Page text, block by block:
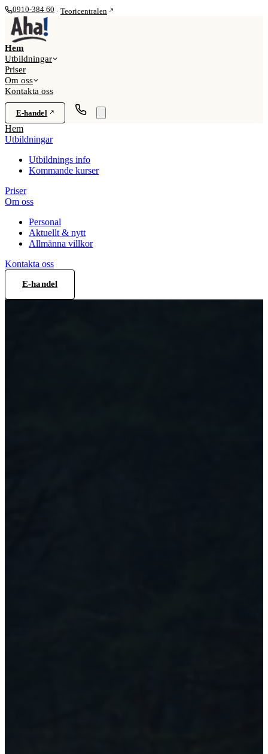
0910-384 60 · Teoricentralen
Hem
Utbildningar
Priser
Om oss
Kontakta oss
E-handel
Hem
Utbildningar
Utbildnings info
Kommande kurser
Priser
Om oss
Personal
Aktuellt & nytt
Allmänna villkor
Kontakta oss
E-handel